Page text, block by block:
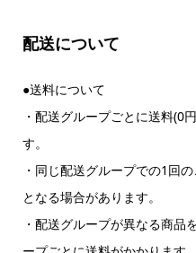
配送について
●送料について
・配送グループごとに送料(0
す。
・同じ配送グループでの1回
となる場合があります。
・配送グループが異なる商品